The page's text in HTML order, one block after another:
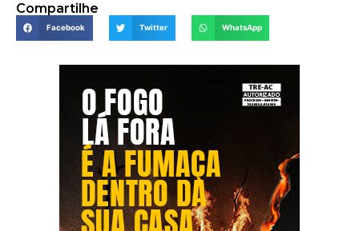
Compartilhe
Facebook Twitter WhatsApp